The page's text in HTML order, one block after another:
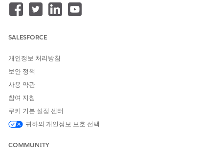
영역 계획 진행 상황 모니터링:
스프린트 경쟁 상태
계정 계획 상태 구성
계정 계획을 활성화하여 각 계획의 진행 상황을 확인하고 계획
의 완료율을 표시하려면 계정 계획, 계정 계획 목표, 작업 계획
태 값도 구성합니다.
트리거 처리기를 활성화하여 조직의 영역 계획, 작업 계획, 목표
활하게 추적할 수 있습니다.
SALESFORCE
개인정보 처리방침
보안 정책
사용 약관
참여 지침
쿠키 기본 설정 센터
귀하의 개인정보 보호 선택
COMMUNITY